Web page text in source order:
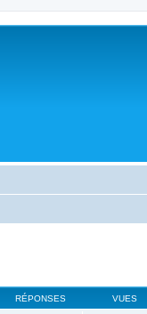
RÉPONSES VUES